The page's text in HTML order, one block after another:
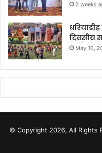
2 weeks
दिवसीय
May 10,
© Copyright 2026, All Rights